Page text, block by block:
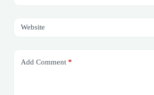
Website
Add Comment*